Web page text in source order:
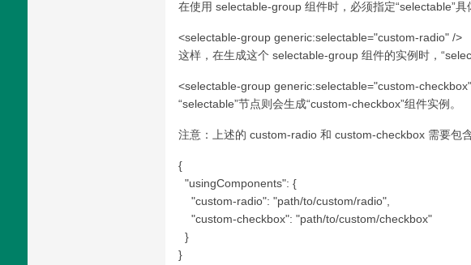
在使用 selectable-group 组件时，必须指定“selectable”具
<selectable-group generic:selectable="custom-radio" />
这样，在生成这个 selectable-group 组件的实例时，
<selectable-group generic:selectable="custom-
“selectable”节点则会生成“custom-checkbox”组件实例。
注意：上述的 custom-radio 和 custom-checkbox 需要包
{
"usingComponents": {
"custom-radio": "path/to/custom/radio",
"custom-checkbox": "path/to/custom/checkbox"
}
}